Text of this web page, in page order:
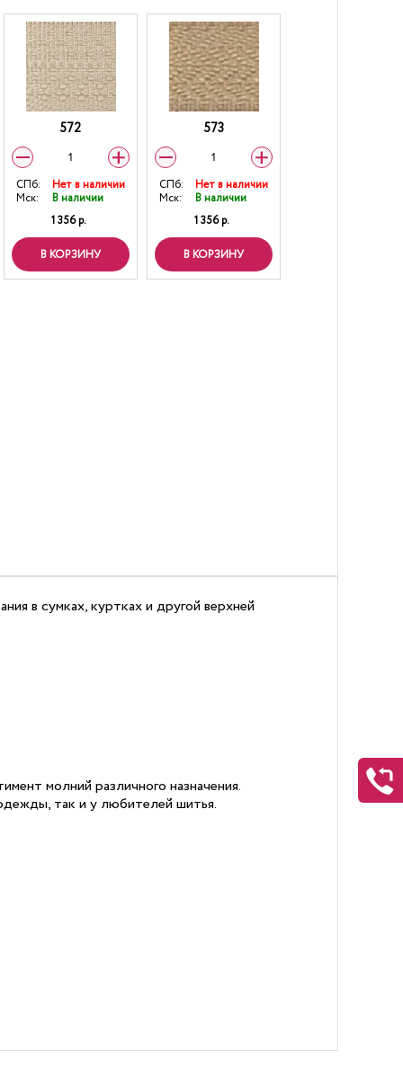
572
СПб:
Нет в наличии
Мск:
В наличии
1 356 р.
В КОРЗИНУ
573
СПб:
Нет в наличии
Мск:
В наличии
1 356 р.
В КОРЗИНУ
в сумках, куртках и другой верхней
молний различного назначения.
так и у любителей шитья.